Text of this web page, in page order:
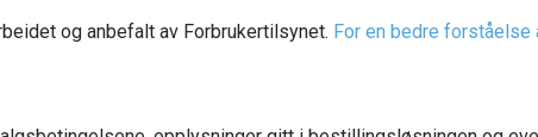
og anbefalt av Forbrukertilsynet. For en bedre